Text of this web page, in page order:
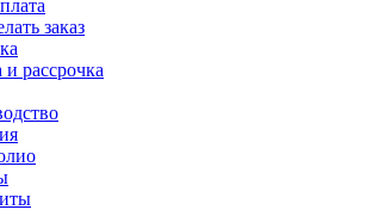
заказ
рассрочка